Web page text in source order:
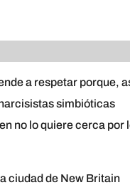
a respetar porque,
simbióticas
no lo quiere cerca por
ciudad de New Britain